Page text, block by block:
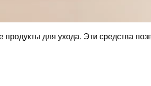
для ухода. Эти средства